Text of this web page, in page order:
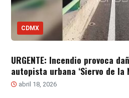
CDMX
URGENTE: Incendio provoca
autopista urbana ‘Siervo de la
abril 18, 2026